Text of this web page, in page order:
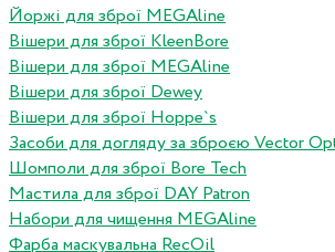
Йоржі для зброї MEGAline
Вішери для зброї KleenBore
Вішери для зброї MEGAline
Вішери для зброї Dewey
Вішери для зброї Hoppe`s
Засоби для догляду за зброєю Vector
Шомполи для зброї Bore Tech
Мастила для зброї DAY Patron
Набори для чищення MEGAline
Фарба маскувальна RecOil